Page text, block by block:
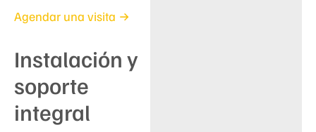
Agendar una visita →
Instalación y
soporte
integral